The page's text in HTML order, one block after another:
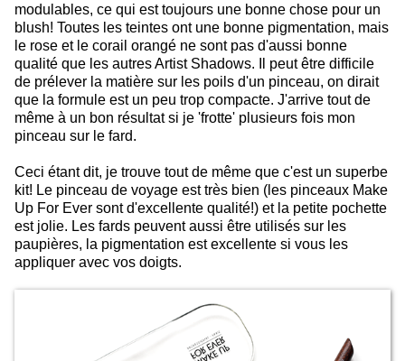
modulables, ce qui est toujours une bonne chose pour un
blush! Toutes les teintes ont une bonne pigmentation, mais
le rose et le corail orangé ne sont pas d'aussi bonne
qualité que les autres Artist Shadows. Il peut être difficile
de prélever la matière sur les poils d'un pinceau, on dirait
que la formule est un peu trop compacte. J'arrive tout de
même à un bon résultat si je 'frotte' plusieurs fois mon
pinceau sur le fard.
Ceci étant dit, je trouve tout de même que c'est un superbe
kit! Le pinceau de voyage est très bien (les pinceaux Make
Up For Ever sont d'excellente qualité!) et la petite pochette
est jolie. Les fards peuvent aussi être utilisés sur les
paupières, la pigmentation est excellente si vous les
appliquer avec vos doigts.